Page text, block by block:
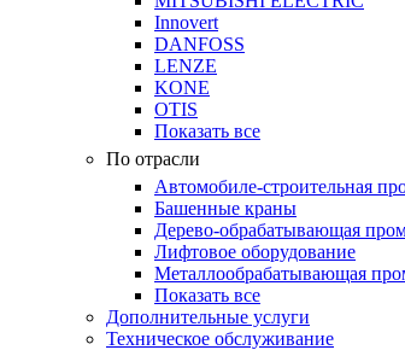
Innovert
DANFOSS
LENZE
KONE
OTIS
Показать все
По отрасли
Автомобиле-строительная
Башенные краны
Дерево-обрабатывающая
Лифтовое оборудование
Металлообрабатывающая
Показать все
Дополнительные услуги
Техническое обслуживание